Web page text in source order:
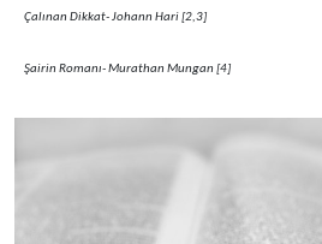
Çalınan Dikkat- Johann Hari [2,3]
Şairin Romanı- Murathan Mungan [4]